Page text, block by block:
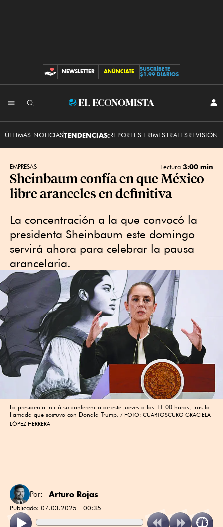
CONTRIBUCIONES
NEWSLETTER ANÚNCIATE
SUSCRÍBETE
$1.99 DIARIOS
El
ÚLTIMAS NOTICIASTENDENCIAS:REPORTES TRIMESTRALESREVISIÓN
EMPRESAS Lectura 3:00 min
Sheinbaum confía en que México
libre aranceles en definitiva
La concentración a la que convocó la
presidenta Sheinbaum este domingo
servirá ahora para celebrar la pausa
arancelaria.
La presidenta inició su conferencia de este jueves a las 11:00 horas, tras la
llamada que sostuvo con Donald Trump.
FOTO: CUARTOSCURO GRACIELA
LÓPEZ HERRERA
Por: Arturo Rojas
Publicado: 07.03.2025 - 00:35